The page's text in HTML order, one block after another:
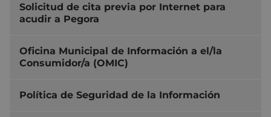
Solicitud de cita previa por Internet para
acudir a Pegora
Oficina Municipal de Información a el/la
Consumidor/a (OMIC)
Política de Seguridad de la Información